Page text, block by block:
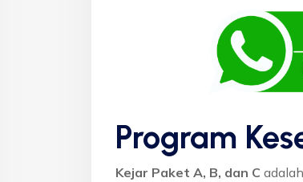
Program
Kejar Paket A, B, dan C